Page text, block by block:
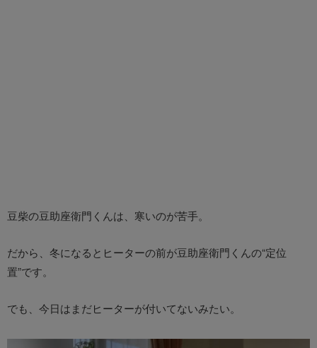
豆柴の豆助座衛門くんは、寒いのが苦手。
だから、冬になるとヒーターの前が豆助座衛門くんの“定位
置”です。
でも、今日はまだヒーターが付いてないみたい。